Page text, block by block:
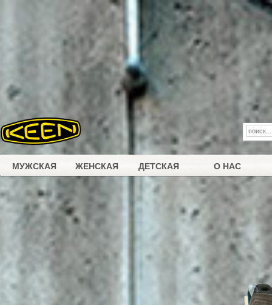
Перейти к основному содержанию
Этот веб-сайт использует файлы cookie. Продолжая
использовать этот веб-сайт, вы соглашаетесь на
использование нами этих файлов cookie ( Согласие на
обработку файлов cookies).
МУЖСКАЯ ЖЕНСКАЯ ДЕТСКАЯ О НАС